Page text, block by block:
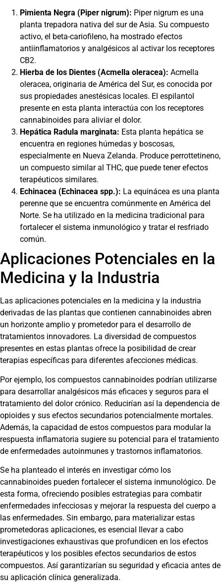
Pimienta Negra (Piper nigrum): Piper nigrum es una
planta trepadora nativa del sur de Asia. Su compuesto
activo, el beta-cariofileno, ha mostrado efectos
antiinflamatorios y analgésicos al activar los receptores
CB2.
Hierba de los Dientes (Acmella oleracea): Acmella
oleracea, originaria de América del Sur, es conocida por
sus propiedades anestésicas locales. El espilantol
presente en esta planta interactúa con los receptores
cannabinoides para aliviar el dolor.
Hepática Radula marginata: Esta planta hepática se
encuentra en regiones húmedas y boscosas,
especialmente en Nueva Zelanda. Produce perrottetineno,
un compuesto similar al THC, que puede tener efectos
terapéuticos similares.
Echinacea (Echinacea spp.): La equinácea es una planta
perenne que se encuentra comúnmente en América del
Norte. Se ha utilizado en la medicina tradicional para
fortalecer el sistema inmunológico y tratar el resfriado
común.
Aplicaciones Potenciales en la
Medicina y la Industria
Las aplicaciones potenciales en la medicina y la industria
derivadas de las plantas que contienen cannabinoides abren
un horizonte amplio y prometedor para el desarrollo de
tratamientos innovadores. La diversidad de compuestos
presentes en estas plantas ofrece la posibilidad de crear
terapias específicas para diferentes afecciones médicas.
Por ejemplo, los compuestos cannabinoides podrían utilizarse
para desarrollar analgésicos más eficaces y seguros para el
tratamiento del dolor crónico. Reducirían así la dependencia de
opioides y sus efectos secundarios potencialmente mortales.
Además, la capacidad de estos compuestos para modular la
respuesta inflamatoria sugiere su potencial para el tratamiento
de enfermedades autoinmunes y trastornos inflamatorios.
Se ha planteado el interés en investigar cómo los
cannabinoides pueden fortalecer el sistema inmunológico. De
esta forma, ofreciendo posibles estrategias para combatir
enfermedades infecciosas y mejorar la respuesta del cuerpo a
las enfermedades. Sin embargo, para materializar estas
prometedoras aplicaciones, es esencial llevar a cabo
investigaciones exhaustivas que profundicen en los efectos
terapéuticos y los posibles efectos secundarios de estos
compuestos. Así garantizarían su seguridad y eficacia antes de
su aplicación clínica generalizada.